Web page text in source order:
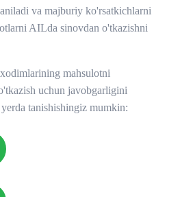
va majburiy ko'rsatkichlarni
AILda sinovdan o'tkazishni
mahsulotni
uchun javobgarligini
tanishishingiz mumkin: